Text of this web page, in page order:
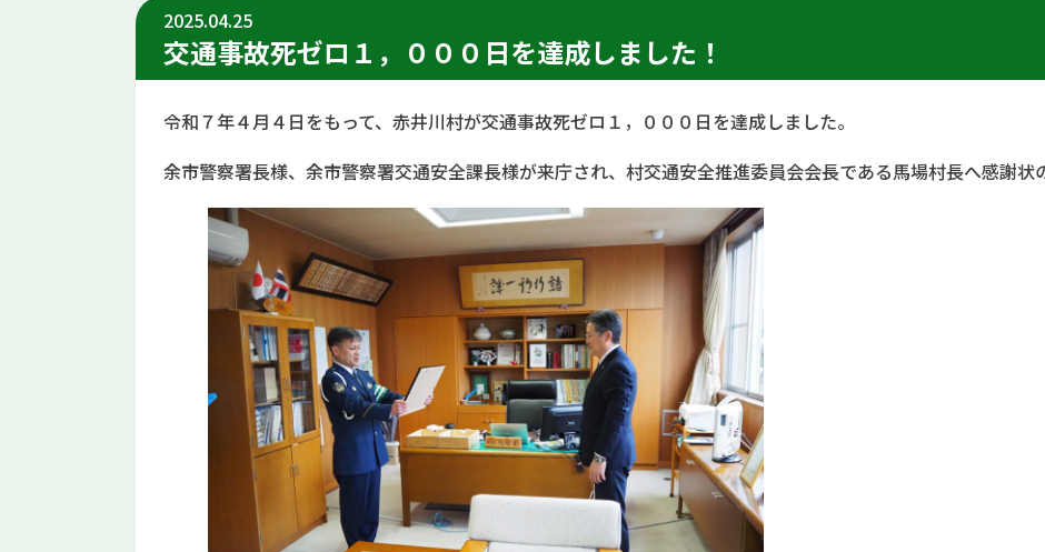
2025.04.25
交通事故死ゼロ１，０００日を達成しました！
令和７年４月４日をもって、赤井川村が交通事故死ゼロ１，０００日を達成しました。
余市警察署長様、余市警察署交通安全課長様が来庁され、村交通安全推進委員会会長である馬場村長へ感謝状